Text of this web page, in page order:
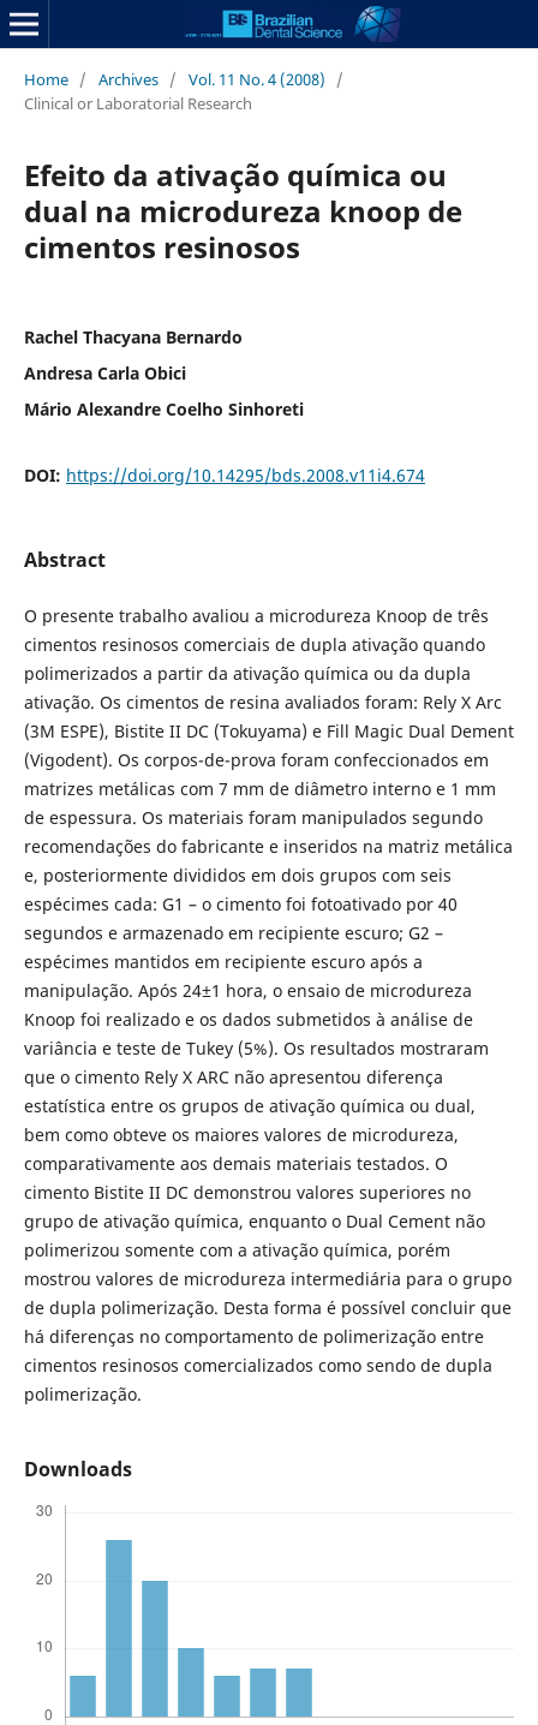
Home / Archives / Vol. 11 No. 4 (2008)
/
Clinical or Laboratorial Research
Efeito da ativação química ou
dual na microdureza knoop de
cimentos resinosos
Rachel Thacyana Bernardo
Andresa Carla Obici
Mário Alexandre Coelho Sinhoreti
DOI: https://doi.org/10.14295/bds.2008.v11i4.674
Abstract
O presente trabalho avaliou a microdureza Knoop de três
cimentos resinosos comerciais de dupla ativação quando
polimerizados a partir da ativação química ou da dupla
ativação. Os cimentos de resina avaliados foram: Rely X Arc
(3M ESPE), Bistite II DC (Tokuyama) e Fill Magic Dual Dement
(Vigodent). Os corpos-de-prova foram confeccionados em
matrizes metálicas com 7 mm de diâmetro interno e 1 mm
de espessura. Os materiais foram manipulados segundo
recomendações do fabricante e inseridos na matriz metálica
e, posteriormente divididos em dois grupos com seis
espécimes cada: G1 – o cimento foi fotoativado por 40
segundos e armazenado em recipiente escuro; G2 –
espécimes mantidos em recipiente escuro após a
manipulação. Após 24±1 hora, o ensaio de microdureza
Knoop foi realizado e os dados submetidos à análise de
variância e teste de Tukey (5%). Os resultados mostraram
que o cimento Rely X ARC não apresentou diferença
estatística entre os grupos de ativação química ou dual,
bem como obteve os maiores valores de microdureza,
comparativamente aos demais materiais testados. O
cimento Bistite II DC demonstrou valores superiores no
grupo de ativação química, enquanto o Dual Cement não
polimerizou somente com a ativação química, porém
mostrou valores de microdureza intermediária para o grupo
de dupla polimerização. Desta forma é possível concluir que
há diferenças no comportamento de polimerização entre
cimentos resinosos comercializados como sendo de dupla
polimerização.
Downloads